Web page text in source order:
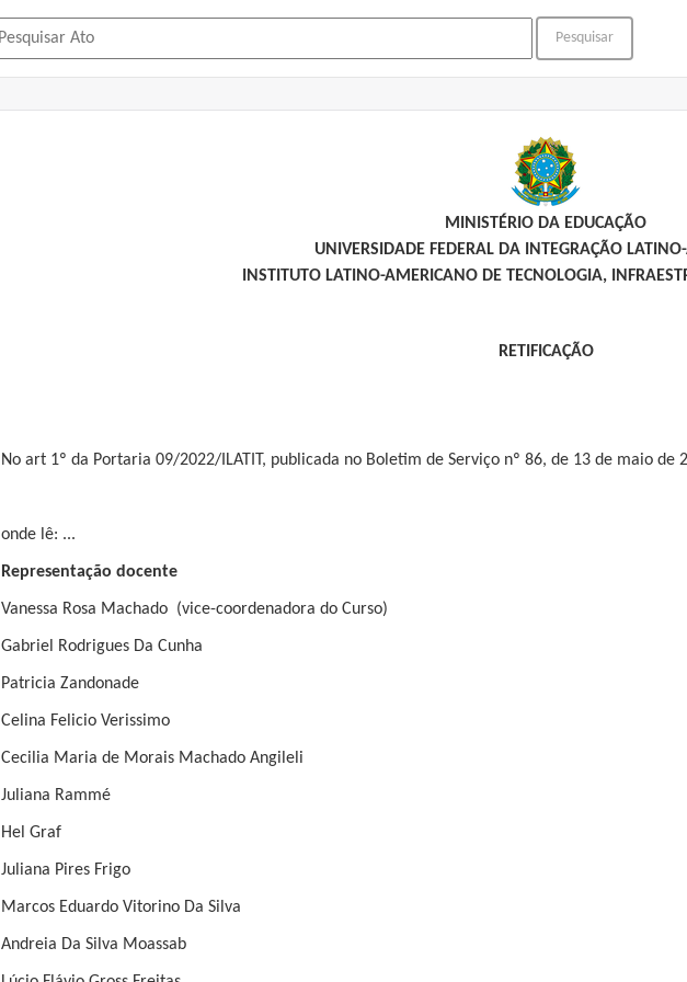
MINISTÉRIO DA EDUCAÇÃO
UNIVERSIDADE FEDERAL DA INTEGRAÇÃO
INSTITUTO LATINO-AMERICANO DE TECNOLOGIA,
RETIFICAÇÃO
No art 1º da Portaria 09/2022/ILATIT, publicada no Boletim de Serviço nº 86, de 13 de maio de
onde lê: ...
Representação docente
Vanessa Rosa Machado (vice-coordenadora do Curso)
Gabriel Rodrigues Da Cunha
Patricia Zandonade
Celina Felicio Verissimo
Cecilia Maria de Morais Machado Angileli
Juliana Rammé
Hel Graf
Juliana Pires Frigo
Marcos Eduardo Vitorino Da Silva
Andreia Da Silva Moassab